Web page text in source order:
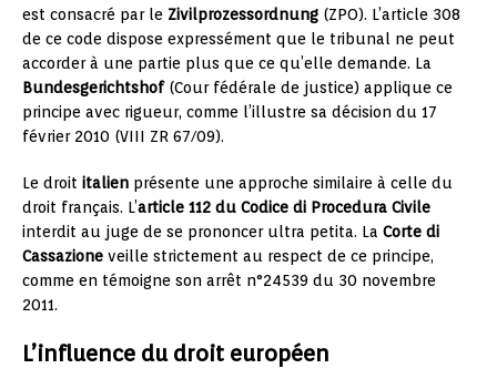
est consacré par le Zivilprozessordnung (ZPO). L’article 308
de ce code dispose expressément que le tribunal ne peut
accorder à une partie plus que ce qu’elle demande. La
Bundesgerichtshof(Cour fédérale de justice) applique ce
principe avec rigueur, comme l’illustre sa décision du 17
février 2010 (VIII ZR 67/09).
Le droit italien présente une approche similaire à celle du
droit français. L’article 112 du Codice di Procedura Civile
interdit au juge de se prononcer ultra petita. La Corte di
Cassazione veille strictement au respect de ce principe,
comme en témoigne son arrêt n°24539 du 30 novembre
2011.
L’influence du droit européen